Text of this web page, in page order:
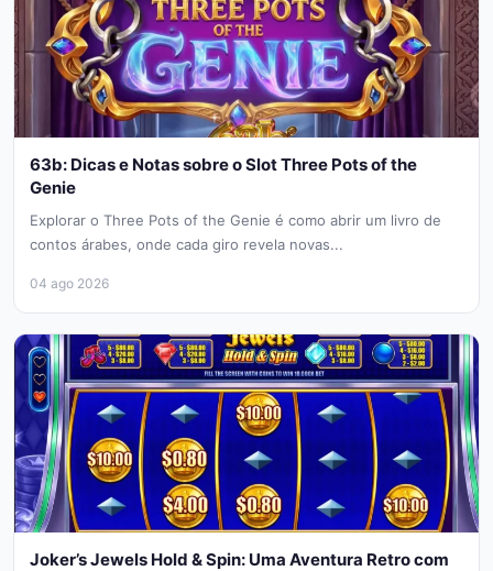
63b: Dicas e Notas sobre o Slot Three Pots of the
Genie
Explorar o Three Pots of the Genie é como abrir um livro de
contos árabes, onde cada giro revela novas...
04 ago 2026
Joker’s Jewels Hold & Spin: Uma Aventura Retro com